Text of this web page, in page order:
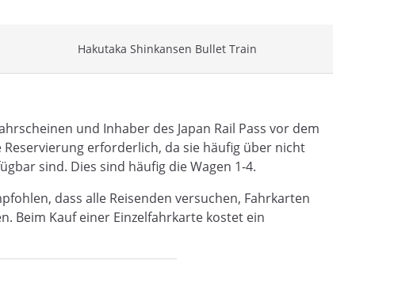
Hakutaka Shinkansen Bullet Train
und Inhaber des Japan Rail Pass vor dem
Reservierung erforderlich, da sie häufig über nicht
sind. Dies sind häufig die Wagen 1-4.
dass alle Reisenden versuchen, Fahrkarten
Beim Kauf einer Einzelfahrkarte kostet ein